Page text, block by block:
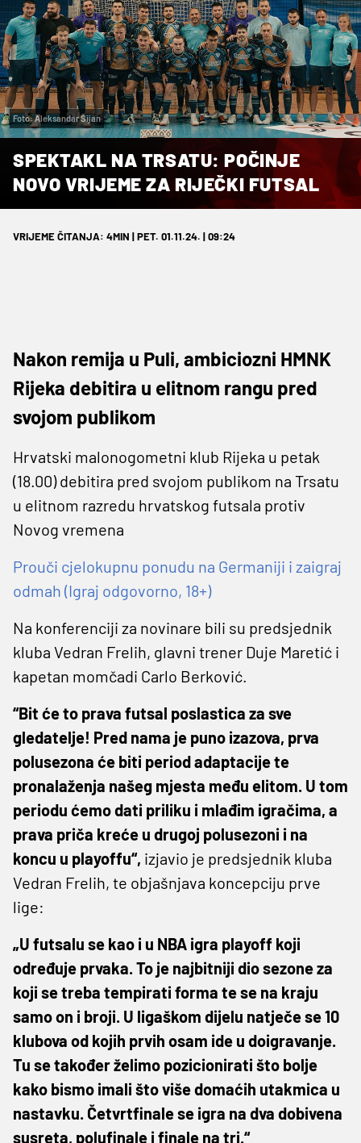
Foto: Aleksandar Šijan
SPEKTAKL NA TRSATU: POČINJE
NOVO VRIJEME ZA RIJEČKI FUTSAL
VRIJEME ČITANJA: 4MIN | PET. 01.11.24. | 09:24
Nakon remija u Puli, ambiciozni HMNK
Rijeka debitira u elitnom rangu pred
svojom publikom
Hrvatski malonogometni klub Rijeka u petak
(18.00) debitira pred svojom publikom na Trsatu
u elitnom razredu hrvatskog futsala protiv
Novog vremena
Prouči cjelokupnu ponudu na Germaniji i zaigraj
odmah (Igraj odgovorno, 18+)
Na konferenciji za novinare bili su predsjednik
kluba Vedran Frelih, glavni trener Duje Maretić i
kapetan momčadi Carlo Berković.
“Bit će to prava futsal poslastica za sve
gledatelje! Pred nama je puno izazova, prva
polusezona će biti period adaptacije te
pronalaženja našeg mjesta među elitom. U tom
periodu ćemo dati priliku i mlađim igračima, a
prava priča kreće u drugoj polusezoni i na
koncu u playoffu“, izjavio je predsjednik kluba
Vedran Frelih, te objašnjava koncepciju prve
lige:
„U futsalu se kao i u NBA igra playoff koji
određuje prvaka. To je najbitniji dio sezone za
koji se treba tempirati forma te se na kraju
samo on i broji. U ligaškom dijelu natječe se 10
klubova od kojih prvih osam ide u doigravanje.
Tu se također želimo pozicionirati što bolje
kako bismo imali što više domaćih utakmica u
nastavku. Četvrtfinale se igra na dva dobivena
susreta, polufinale i finale na tri.“